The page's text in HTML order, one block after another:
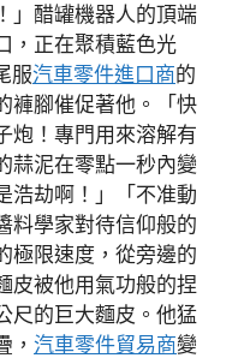
」醋罐機器人的頂端
，正在聚積藍色光
服汽車零件進口商的
褲腳催促著他。「快
炮！專門用來溶解有
蒜泥在零點一秒內變
浩劫啊！」「不准動
料學家對待信仰般的
極限速度，從旁邊的
皮被他用氣功般的捏
尺的巨大麵皮。他猛
， 汽車零件貿易商變